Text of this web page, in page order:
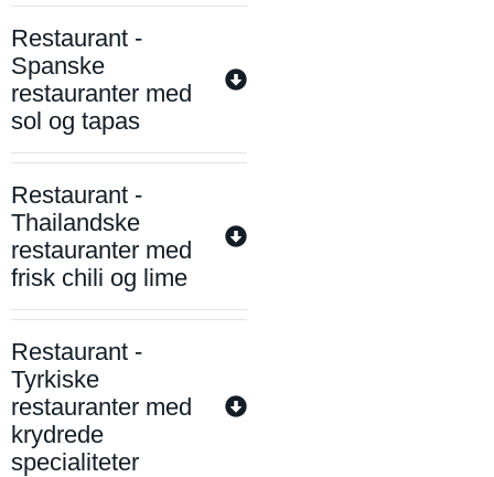
Restaurant -
Spanske
restauranter med
sol og tapas
Restaurant -
Thailandske
restauranter med
frisk chili og lime
Restaurant -
Tyrkiske
restauranter med
krydrede
specialiteter